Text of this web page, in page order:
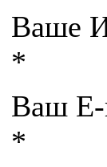
Ваше
*
Ваш
*